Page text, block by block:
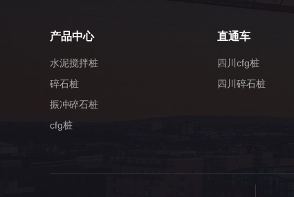
产品中心
水泥搅拌桩
碎石桩
振冲碎石桩
cfg桩
直通车
四川cfg桩
四川碎石桩